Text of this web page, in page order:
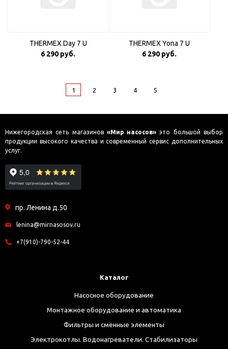
THERMEX Day 7 U
6 290 руб.
THERMEX Yona 7 U
6 290 руб.
1 2 3 4 5
Нижегородская сеть магазинов «Мир насосов» это большой выбор
продукции высокого качества и современный сервис дополнительных
услуг.
пр. Ленина д.50
lenina@mirnasosov.ru
+7(910)-790-52-44
Каталог
Насосное оборудование
Монтажное оборудование и автоматика
Фильтры и сменные элементы
Электрокотлы. Водонагреватели. Стабилизаторы